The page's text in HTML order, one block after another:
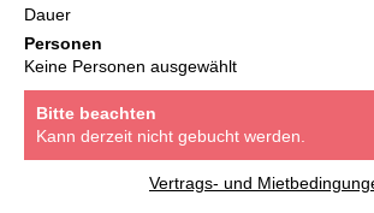
Dauer
Personen
Keine Personen ausgewählt
Bitte beachten
Kann derzeit nicht gebucht werden.
Vertrags- und